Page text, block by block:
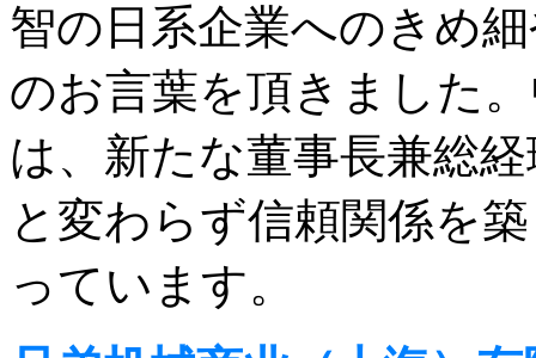
智の日系企業へのきめ
のお言葉を頂きました
は、新たな董事長兼総
と変わらず信頼関係を
っています。